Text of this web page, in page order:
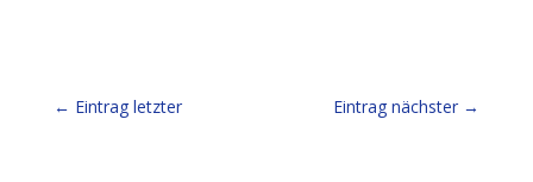
← Eintrag letzter Eintrag nächster →